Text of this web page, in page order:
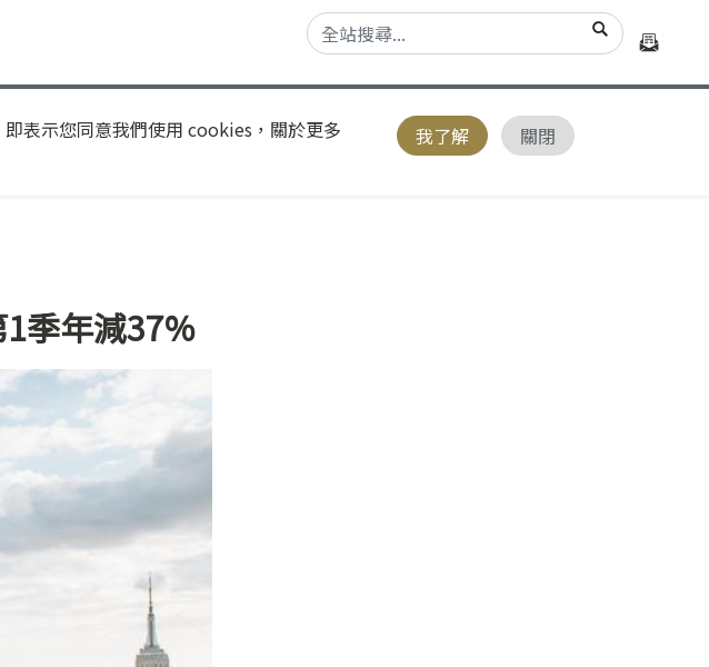
表示您同意我們使用 cookies，關於更多
我了解 關閉
季年減37%